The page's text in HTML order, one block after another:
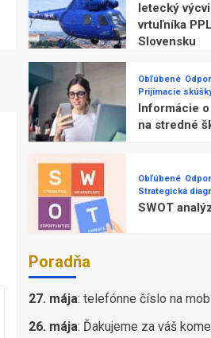
letecký
vrtuľníka
Slovensku
Obľúbené
Prijímacie
Informácie
na stredné
Obľúbené
Strategická
SWOT
Poradňa
27. mája: telefónne číslo na
26. mája: Ďakujeme za váš